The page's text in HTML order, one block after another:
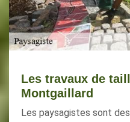
Les travaux de
Montgaillard
Les paysagistes sont